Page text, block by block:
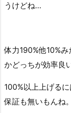
うけどね…
体力190%他10%
かどっちが効率良
100%以上上げる
保証も無いもんね。